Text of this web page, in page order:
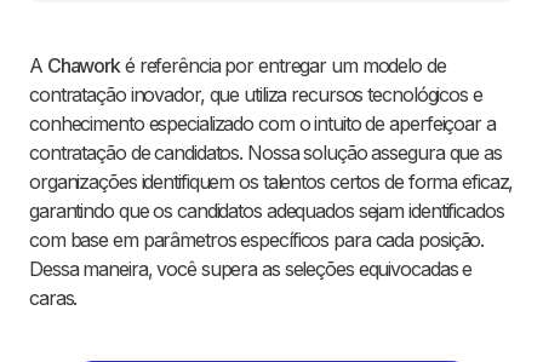
A Chaworké referência por entregar um modelo de
contratação inovador, que utiliza recursos tecnológicos e
conhecimento especializado com o intuito de aperfeiçoar a
contratação de candidatos. Nossa solução assegura que as
organizações identifiquem os talentos certos de forma eficaz,
garantindo que os candidatos adequados sejam identificados
com base em parâmetros específicos para cada posição.
Dessa maneira, você supera as seleções equivocadas e
caras.